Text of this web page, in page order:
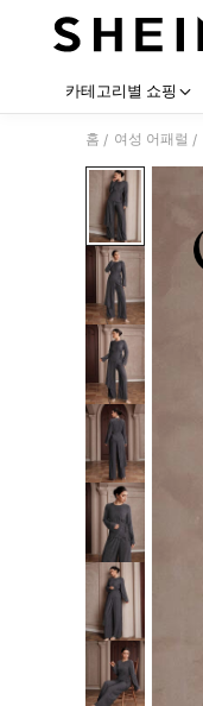
카테고리별 쇼핑
홈 / 여성 어패럴 /